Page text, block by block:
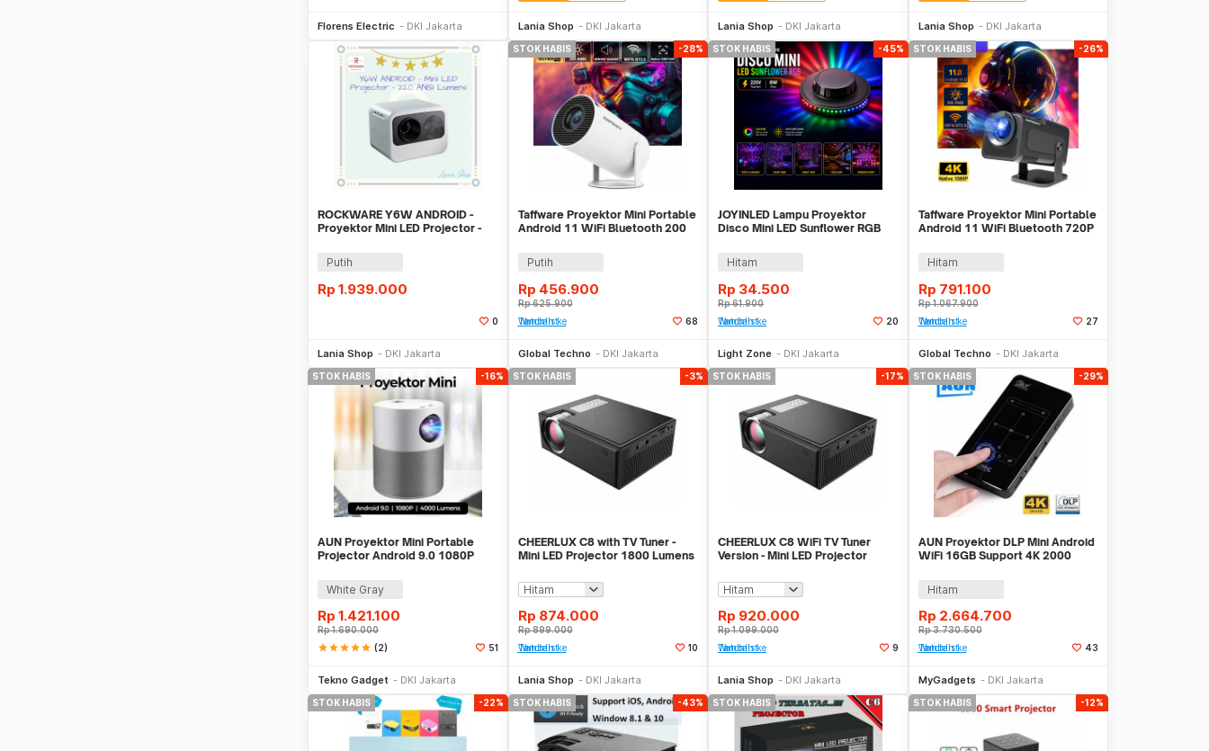
Florens Electric DKI Jakarta Lania Shop DKI Jakarta Lania Shop DKI Jakarta Lania Shop DKI Jakarta
ROCKWARE Y6W ANDROID -
Proyektor Mini LED Projector -
Putih
Rp 1.939.000
0
Lania Shop DKI Jakarta
STOK HABIS -28%
Taffware Proyektor Mini Portable
Android 11 WiFi Bluetooth 200
Putih
Rp 456.900
Rp625.900
Tambah ke Watchlist
68
Global Techno DKI Jakarta
STOK HABIS -45%
JOYINLED Lampu Proyektor
Disco Mini LED Sunflower RGB
Hitam
Rp 34.500
Rp61.900
Tambah ke Watchlist
20
Light Zone DKI Jakarta
STOK HABIS -26%
Taffware Proyektor Mini Portable
Android 11 WiFi Bluetooth 720P
Hitam
Rp 791.100
Rp1.067.900
Tambah ke Watchlist
27
Global Techno DKI Jakarta
STOK HABIS -16%
AUN Proyektor Mini Portable
Projector Android 9.0 1080P
White Gray
Rp 1.421.100
Rp1.690.000
starstarstarstarstar (2) 51
Tekno Gadget DKI Jakarta
STOK HABIS -3%
CHEERLUX C8 with TV Tuner -
Mini LED Projector 1800 Lumens
Rp 874.000
Rp899.000
Tambah ke Watchlist
10
Lania Shop DKI Jakarta
STOK HABIS -17%
CHEERLUX C8 WiFi TV Tuner
Version - Mini LED Projector
Rp 920.000
Rp1.099.000
Tambah ke Watchlist
9
Lania Shop DKI Jakarta
STOK HABIS -29%
AUN Proyektor DLP Mini Android
WiFi 16GB Support 4K 2000
Hitam
Rp 2.664.700
Rp3.730.500
Tambah ke Watchlist
43
MyGadgets DKI Jakarta
STOK HABIS -22% STOK HABIS -43% STOK HABIS STOK HABIS -12%